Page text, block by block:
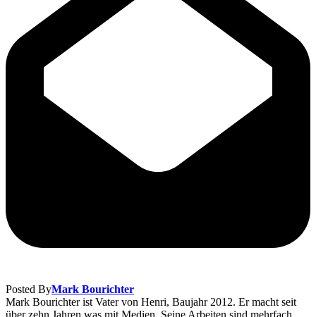
Posted ByMark Bourichter
Mark Bourichter ist Vater von Henri, Baujahr 2012. Er macht seit
über zehn Jahren was mit Medien. Seine Arbeiten sind mehrfach